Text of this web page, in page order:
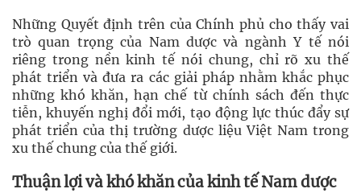
Những Quyết định trên của Chính phủ cho thấy vai
trò quan trọng của Nam dược và ngành Y tế nói
riêng trong nền kinh tế nói chung, chỉ rõ xu thế
phát triển và đưa ra các giải pháp nhằm khắc phục
những khó khăn, hạn chế từ chính sách đến thực
tiễn, khuyến nghị đổi mới, tạo động lực thúc đẩy sự
phát triển của thị trường dược liệu Việt Nam trong
xu thế chung của thế giới.
Thuận lợi và khó khăn của kinh tế Nam dược